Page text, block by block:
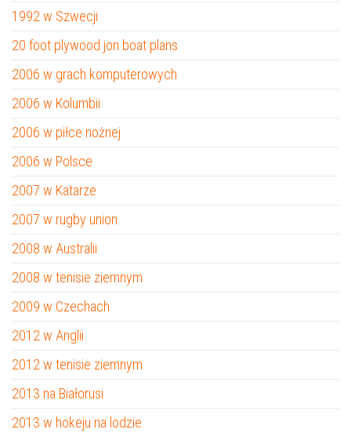
1992 w Szwecji
20 foot plywood jon boat plans
2006 w grach komputerowych
2006 w Kolumbii
2006 w piłce nożnej
2006 w Polsce
2007 w Katarze
2007 w rugby union
2008 w Australii
2008 w tenisie ziemnym
2009 w Czechach
2012 w Anglii
2012 w tenisie ziemnym
2013 na Białorusi
2013 w hokeju na lodzie